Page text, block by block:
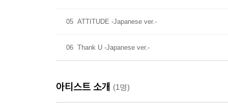
05 ATTITUDE -Japanese ver.-
06 Thank U -Japanese ver.-
아티스트 소개 (1명)